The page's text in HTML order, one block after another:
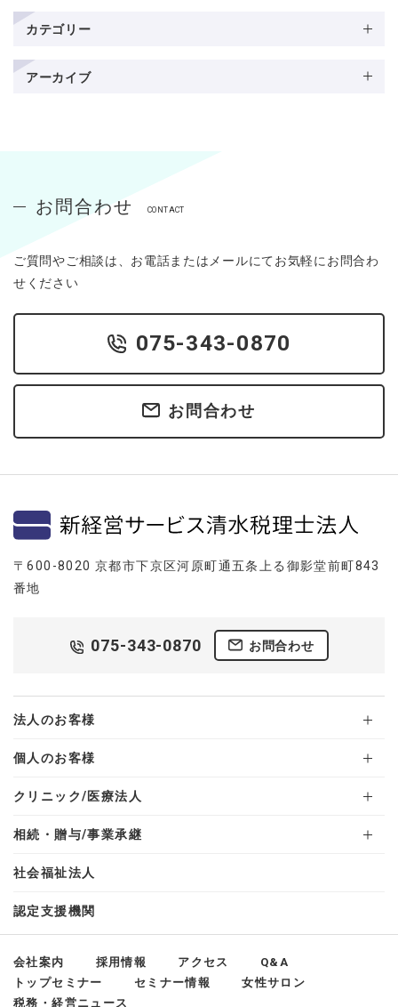
カテゴリー
アーカイブ
お問合わせ CONTACT
ご質問やご相談は、お電話またはメールにてお気軽にお問合わ
せください
075-343-0870
お問合わせ
〒600-8020 京都市下京区河原町通五条上る御影堂前町843
番地
075-343-0870 お問合わせ
法人のお客様
個人のお客様
クリニック/医療法人
相続・贈与/事業承継
社会福祉法人
認定支援機関
会社案内 採用情報 アクセス
Q&A
トップセミナー
セミナー情報
女性サロン
税務・経営ニュース